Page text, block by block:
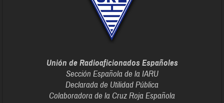
Unión de Radioaficionados Españoles
Sección Española de la IARU
Declarada de Utilidad Pública
Colaboradora de la Cruz Roja Española